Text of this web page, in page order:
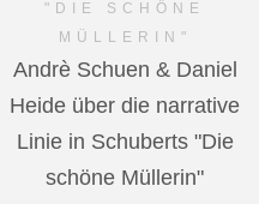
"DIE SCHÖNE
MÜLLERIN"
Andrè Schuen & Daniel
Heide über die narrative
Linie in Schuberts "Die
schöne Müllerin"